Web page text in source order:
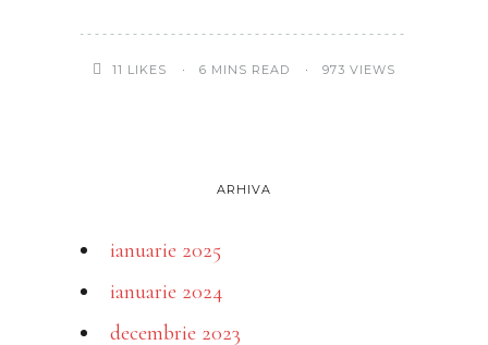
11 LIKES 6 MINS READ 973 VIEWS
ARHIVA
ianuarie 2025
ianuarie 2024
decembrie 2023